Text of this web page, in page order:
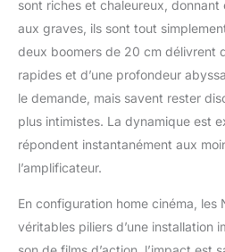
sont riches et chaleureux, donnant
aux graves, ils sont tout
deux boomers de 20 cm délivrent
rapides et d’une profondeur
le demande, mais savent rester
plus intimistes. La dynamique est
répondent instantanément aux
l’amplificateur.
En configuration home cinéma, les
véritables piliers d’une installation